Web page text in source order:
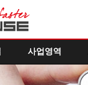
사업영역